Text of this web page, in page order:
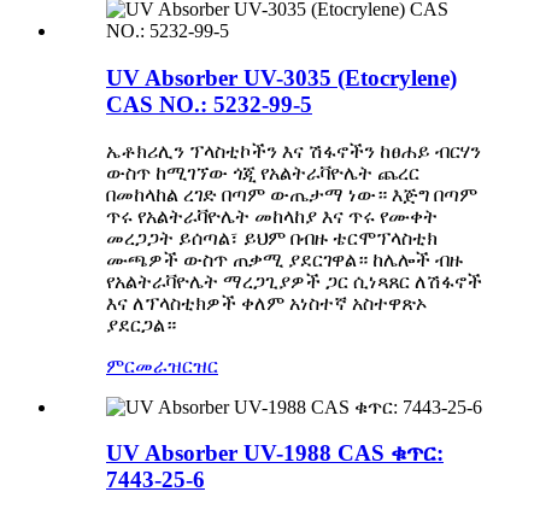
UV Absorber UV-3035 (Etocrylene)
CAS NO.: 5232-99-5
ኤቶክሪሊን ፕላስቲኮችን እና ሽፋኖችን ከፀሐይ ብርሃን
ውስጥ ከሚገኘው ጎጂ የአልትራቫዮሌት ጨረር
በመከላከል ረገድ በጣም ውጤታማ ነው። እጅግ በጣም
ጥሩ የአልትራቫዮሌት መከላከያ እና ጥሩ የሙቀት
መረጋጋት ይሰጣል፣ ይህም በብዙ ቴርሞፕላስቲክ
ሙጫዎች ውስጥ ጠቃሚ ያደርገዋል። ከሌሎች ብዙ
የአልትራቫዮሌት ማረጋጊያዎች ጋር ሲነጻጸር ለሽፋኖች
እና ለፕላስቲክዎች ቀለም አነስተኛ አስተዋጽኦ
ያደርጋል።
ምርመራዝርዝር
UV Absorber UV-1988 CAS ቁጥር:
7443-25-6